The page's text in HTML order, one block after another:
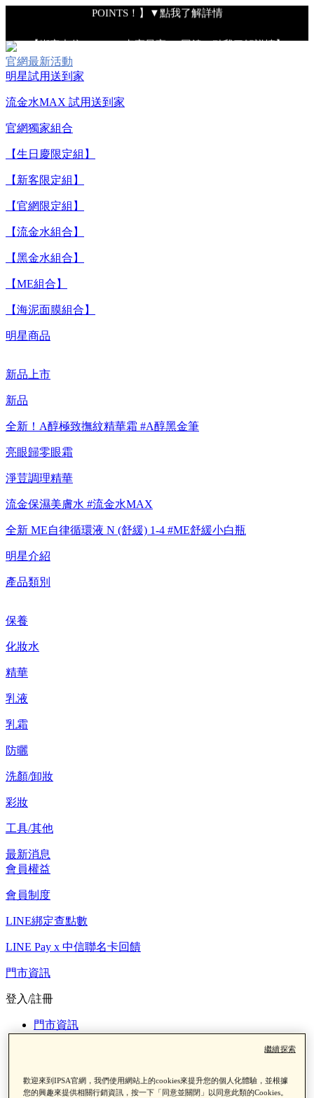
POINTS！】▼點我了解詳情
【綁定中信LINE Pay卡享最高6%回饋▼點我了解詳情】
【重要公告】IPSA 無法驗證非官方通路銷售之品牌商品的真實
性，也無法協助此類商品的售後服務
【8/4-8/9 單筆消費滿$3,000現折$300】
【綁定中信LINE Pay卡享最高6%回饋▼點我了解詳情】
【重要公告】IPSA 無法驗證非官方通路銷售之品牌商品的真實
官網最新活動
明星試用送到家
流金水MAX 試用送到家
官網獨家組合
【生日慶限定組】
【新客限定組】
【官網限定組】
【流金水組合】
【黑金水組合】
【ME組合】
【海泥面膜組合】
明星商品
新品上市
新品
全新！A醇極致撫紋精華霜 #A醇黑金筆
亮眼歸零眼霜
淨荳調理精華
流金保濕美膚水 #流金水MAX
全新 ME自律循環液 N (舒緩) 1-4 #ME舒緩小白瓶
明星介紹
產品類別
保養
化妝水
精華
乳液
乳霜
防曬
洗顏/卸妝
彩妝
工具/其他
最新消息
會員權益
會員制度
LINE綁定查點數
LINE Pay x 中信聯名卡回饋
門市資訊
登入/註冊
門市資訊
歡迎來到IPSA官網，我們使用網站上的cookies來提升您的個人化體驗，並根據
您的興趣來提供相關行銷資訊，按一下「同意並關閉」以同意此類的Cookies。
繼續探索